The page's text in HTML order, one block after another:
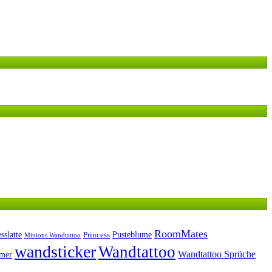
Minions Wandtattoo Princess Pusteblume RoomMates
wandstickerWandtattoo Wandtattoo Sprüche